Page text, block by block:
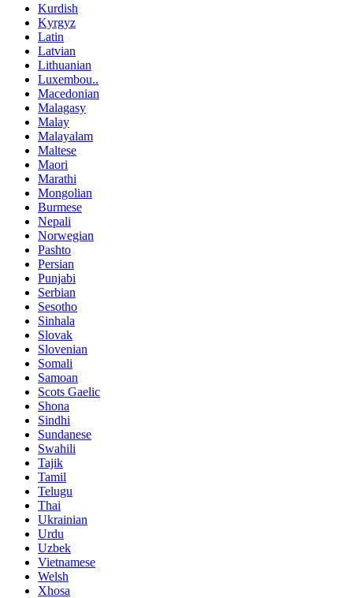
Kurdish
Kyrgyz
Latin
Latvian
Lithuanian
Luxembou..
Macedonian
Malagasy
Malay
Malayalam
Maltese
Maori
Marathi
Mongolian
Burmese
Nepali
Norwegian
Pashto
Persian
Punjabi
Serbian
Sesotho
Sinhala
Slovak
Slovenian
Somali
Samoan
Scots Gaelic
Shona
Sindhi
Sundanese
Swahili
Tajik
Tamil
Telugu
Thai
Ukrainian
Urdu
Uzbek
Vietnamese
Welsh
Xhosa